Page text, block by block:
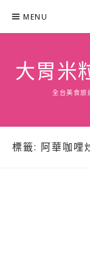
content
MENU
大胃米
全台美食旅
標籤: 阿華咖哩